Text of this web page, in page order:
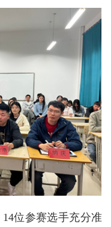
位参赛选手充分准